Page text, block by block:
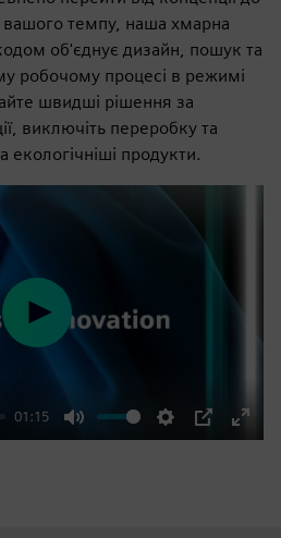
вашого темпу, наша хмарна
об'єднує дизайн, пошук та
робочому процесі в режимі
швидші рішення за
виключіть переробку та
екологічніші продукти.
01:15
Mute Settings
PIP
Enter
Play